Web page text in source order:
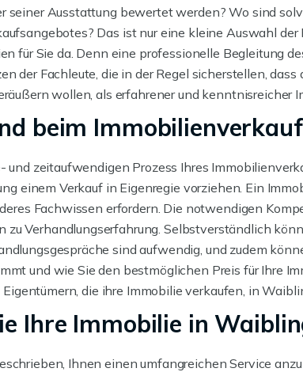
seiner Ausstattung bewertet werden? Wo sind
Das ist nur eine kleine Auswahl
für Sie da. Denn eine professionelle Begleitung
der Fachleute, die in der Regel sicherstellen,
wollen, als erfahrener und kenntnisreicher
beim
zeitaufwendigen Prozess Ihres
einem Verkauf in Eigenregie vorziehen. Ein
Fachwissen erfordern. Die notwendigen
Verhandlungserfahrung. Selbstverständlich
sind aufwendig, und zudem
und wie Sie den bestmöglichen Preis für Ihre
die ihre Immobilie verkaufen, in
Ihre Immobilie in
Ihnen einen umfangreichen Service